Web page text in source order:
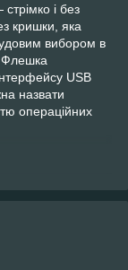
і без
кришки, яка
вибором в
Флешка
USB
назвати
операційних